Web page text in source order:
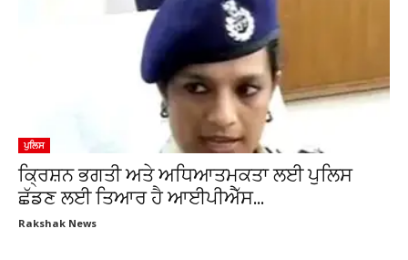
ਪੁਲਿਸ
ਕ੍ਰਿਸ਼ਨ ਭਗਤੀ ਅਤੇ ਅਧਿਆਤਮਕਤਾ ਲਈ ਪੁਲਿਸ
ਛੱਡਣ ਲਈ ਤਿਆਰ ਹੈ ਆਈਪੀਐੱਸ...
Rakshak News